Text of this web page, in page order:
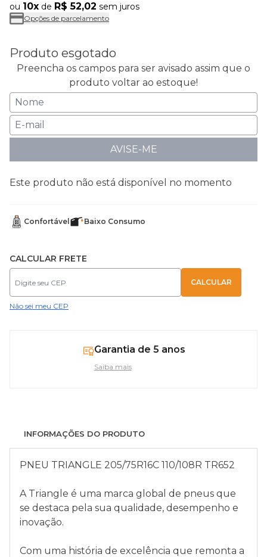
ou 10x de R$ 52,02 sem juros
Opções de parcelamento
Produto esgotado
Preencha os campos para ser avisado assim que o
produto voltar ao estoque!
AVISE-ME
Este produto não está disponível no momento
Confortável Baixo Consumo
CALCULAR FRETE
Não sei meu CEP
Garantia de 5 anos
Saiba mais
INFORMAÇÕES DO PRODUTO
PNEU TRIANGLE 205/75R16C 110/108R TR652
A Triangle é uma marca global de pneus que
se destaca pela sua qualidade, desempenho e
inovação.
Com uma história de excelência que remonta a